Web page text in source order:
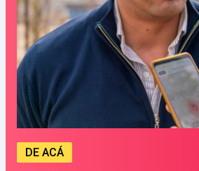
DE ACÁ